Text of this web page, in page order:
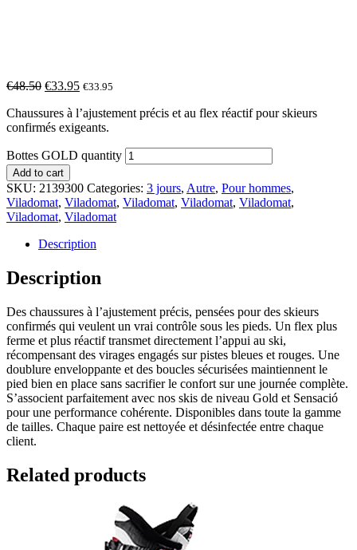
€48.50 €33.95 €33.95
Chaussures à l’ajustement précis et au flex réactif pour skieurs
confirmés exigeants.
Bottes GOLD quantity
Add to cart
SKU: 2139300 Categories: 3 jours, Autre, Pour hommes,
Viladomat, Viladomat, Viladomat, Viladomat, Viladomat,
Viladomat, Viladomat
Description
Description
Des chaussures à l’ajustement précis, pensées pour des skieurs
confirmés qui veulent un vrai contrôle sous les pieds. Un flex plus
ferme et plus réactif transmet directement l’appui au ski,
récompensant des virages engagés sur pistes bleues et rouges. Une
doublure enveloppante et des boucles sécurisées maintiennent le
pied bien en place sans sacrifier le confort sur une journée complète.
S’associent parfaitement avec nos skis de niveau Gold et Sensació
pour une performance cohérente. Disponibles dans toute la gamme
de tailles. Chaque paire est nettoyée et désinfectée entre chaque
client.
Related products